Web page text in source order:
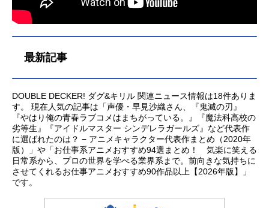
最新記事
DOUBLE DECKER! ダグ&キリル 関連ニュース情報は18件ありま
す。 現在人気の記事は「声優・早見沙織さん、『鬼滅の刃』
『やはり俺の青春ラブコメはまちがっている。』『魔法科高校の
劣等生』『アイドルマスター シンデレラガールズ』など代表作
に選ばれたのは？ − アニメキャラクター代表作まとめ（2020年
版）」や「お仕事系アニメおすすめ94選まとめ！ 気楽に笑える
日常系から、プロの世界を学べる業界系まで。前向きな気持ちに
させてくれるお仕事アニメおすすめ90作品以上【2026年版】」
です。